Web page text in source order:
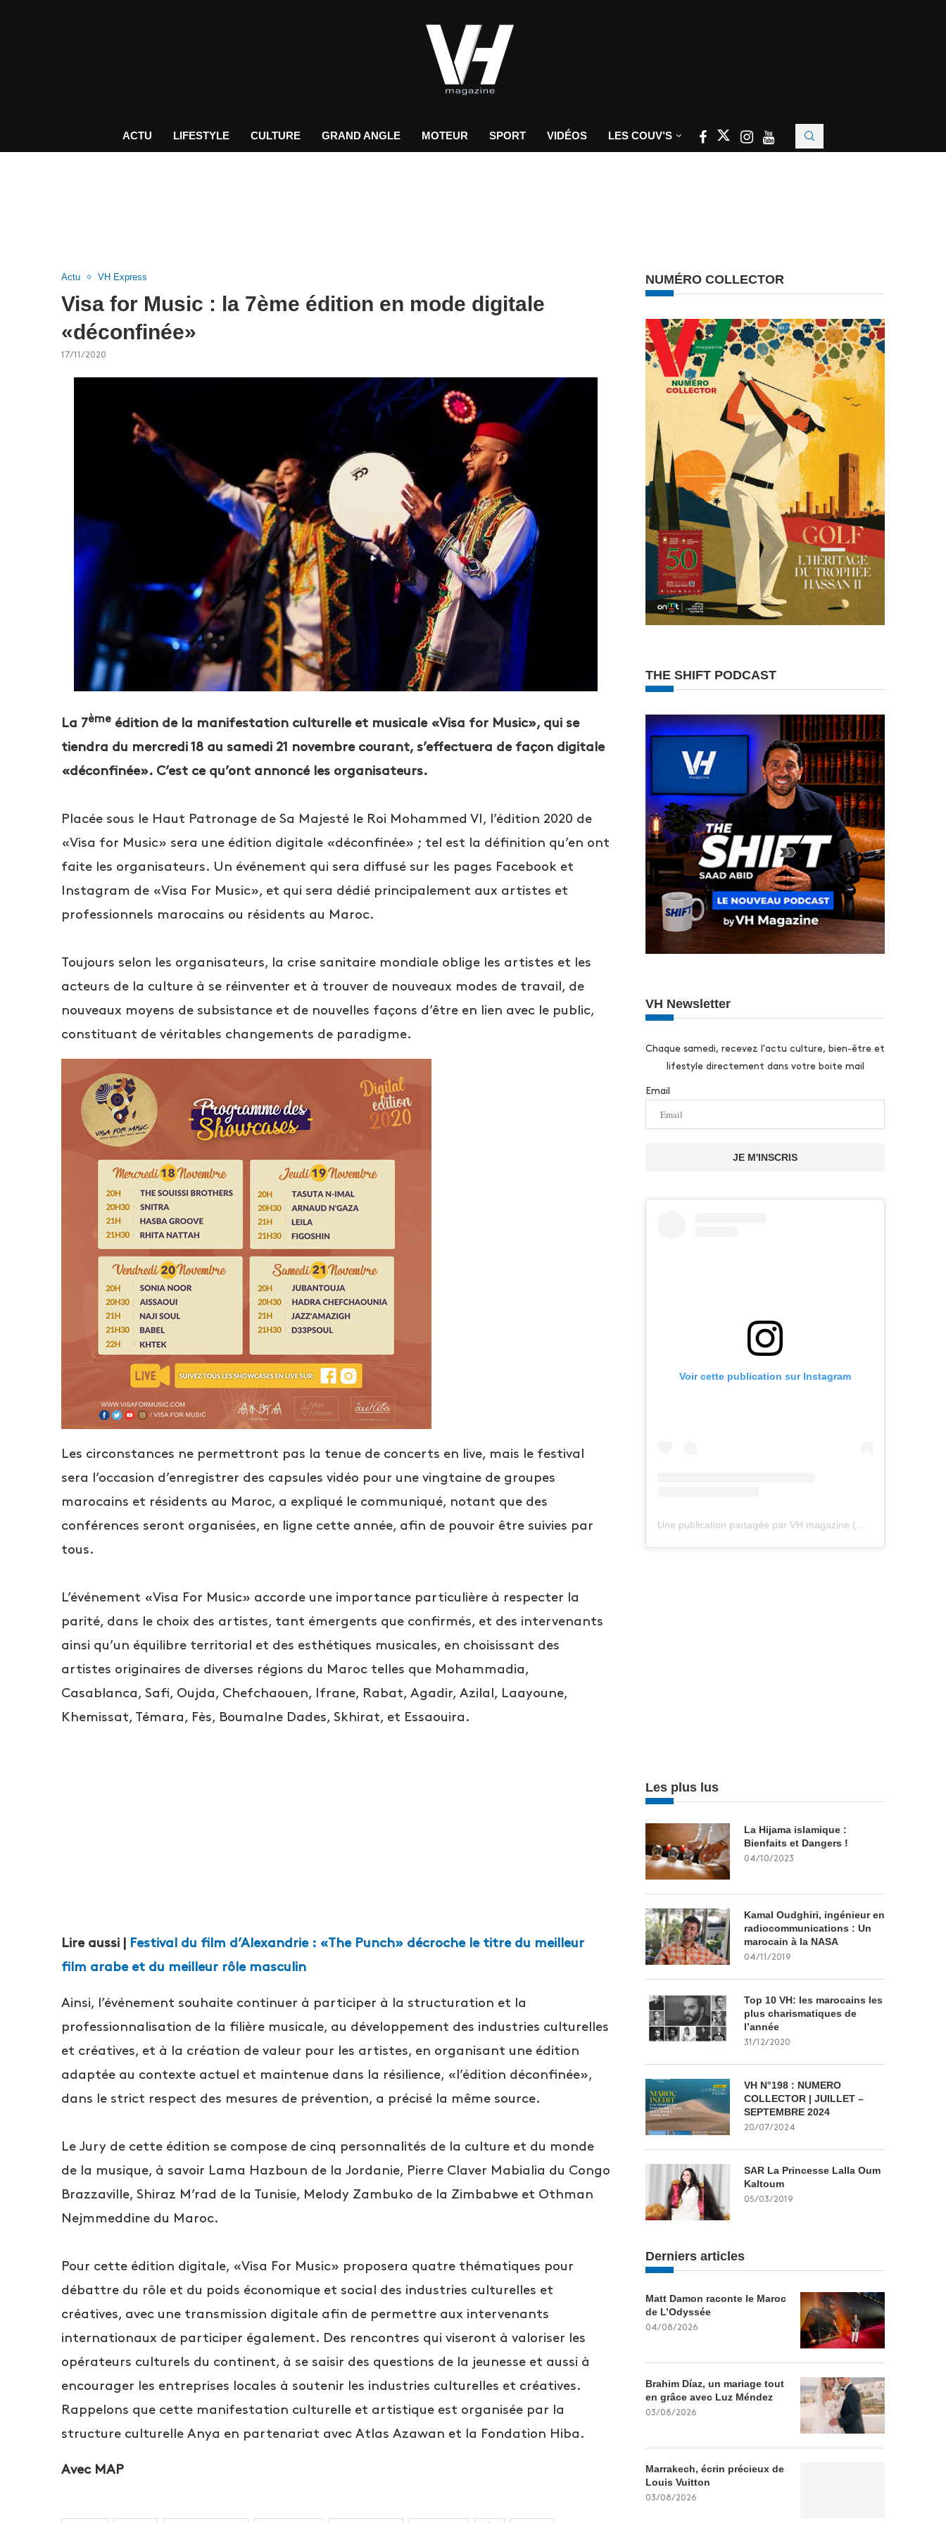
ACTU LIFESTYLE CULTURE GRAND ANGLE MOTEUR SPORT VIDÉOS LES COUV’S
Actu VH Express
Visa for Music : la 7ème édition en mode digitale
«déconfinée»
17/11/2020
La 7ème édition de la manifestation culturelle et musicale «Visa for Music», qui se
tiendra du mercredi 18 au samedi 21 novembre courant, s’effectuera de façon digitale
«déconfinée». C’est ce qu’ont annoncé les organisateurs.
Placée sous le Haut Patronage de Sa Majesté le Roi Mohammed VI, l’édition 2020 de
«Visa for Music» sera une édition digitale «déconfinée» ; tel est la définition qu’en ont
faite les organisateurs. Un événement qui sera diffusé sur les pages Facebook et
Instagram de «Visa For Music», et qui sera dédié principalement aux artistes et
professionnels marocains ou résidents au Maroc.
Toujours selon les organisateurs, la crise sanitaire mondiale oblige les artistes et les
acteurs de la culture à se réinventer et à trouver de nouveaux modes de travail, de
nouveaux moyens de subsistance et de nouvelles façons d’être en lien avec le public,
constituant de véritables changements de paradigme.
Les circonstances ne permettront pas la tenue de concerts en live, mais le festival
sera l’occasion d’enregistrer des capsules vidéo pour une vingtaine de groupes
marocains et résidents au Maroc, a expliqué le communiqué, notant que des
conférences seront organisées, en ligne cette année, afin de pouvoir être suivies par
tous.
L’événement «Visa For Music» accorde une importance particulière à respecter la
parité, dans le choix des artistes, tant émergents que confirmés, et des intervenants
ainsi qu’un équilibre territorial et des esthétiques musicales, en choisissant des
artistes originaires de diverses régions du Maroc telles que Mohammadia,
Casablanca, Safi, Oujda, Chefchaouen, Ifrane, Rabat, Agadir, Azilal, Laayoune,
Khemissat, Témara, Fès, Boumalne Dades, Skhirat, et Essaouira.
Lire aussi |
Festival du film d’Alexandrie : «The Punch» décroche le titre du meilleur
film arabe et du meilleur rôle masculin
Ainsi, l’événement souhaite continuer à participer à la structuration et la
professionnalisation de la filière musicale, au développement des industries culturelles
et créatives, et à la création de valeur pour les artistes, en organisant une édition
adaptée au contexte actuel et maintenue dans la résilience, «l’édition déconfinée»,
dans le strict respect des mesures de prévention, a précisé la même source.
Le Jury de cette édition se compose de cinq personnalités de la culture et du monde
de la musique, à savoir Lama Hazboun de la Jordanie, Pierre Claver Mabialia du Congo
Brazzaville, Shiraz M’rad de la Tunisie, Melody Zambuko de la Zimbabwe et Othman
Nejmmeddine du Maroc.
Pour cette édition digitale, «Visa For Music» proposera quatre thématiques pour
débattre du rôle et du poids économique et social des industries culturelles et
créatives, avec une transmission digitale afin de permettre aux intervenants
internationaux de participer également. Des rencontres qui viseront à valoriser les
opérateurs culturels du continent, à se saisir des questions de la jeunesse et aussi à
encourager les entreprises locales à soutenir les industries culturelles et créatives.
Rappelons que cette manifestation culturelle et artistique est organisée par la
structure culturelle Anya en partenariat avec Atlas Azawan et la Fondation Hiba.
Avec MAP
NUMÉRO COLLECTOR
THE SHIFT PODCAST
VH Newsletter
Chaque samedi, recevez l'actu culture, bien-être et
lifestyle directement dans votre boite mail
Email
JE M'INSCRIS
Voir cette publication sur Instagram
Les plus lus
La Hijama islamique :
Bienfaits et Dangers !
04/10/2023
Kamal Oudghiri, ingénieur en
radiocommunications : Un
marocain à la NASA
04/11/2019
Top 10 VH: les marocains les
plus charismatiques de
l’année
31/12/2020
VH N°198 : NUMERO
COLLECTOR | JUILLET –
SEPTEMBRE 2024
20/07/2024
SAR La Princesse Lalla Oum
Kaltoum
05/03/2019
Derniers articles
Matt Damon raconte le Maroc
de L’Odyssée
04/08/2026
Brahim Díaz, un mariage tout
en grâce avec Luz Méndez
03/08/2026
Marrakech, écrin précieux de
Louis Vuitton
03/08/2026